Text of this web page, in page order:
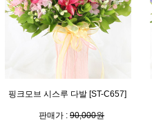
핑크모브 시스루 다발 [ST-C657]
판매가 : 90,000원